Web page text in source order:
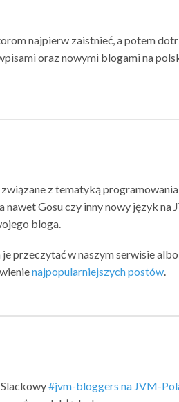
najpierw zaistnieć, a potem
oraz nowymi blogami na
z tematyką
nawet Gosu czy inny nowy język na
bloga.
przeczytać w naszym serwisie albo
najpopularniejszych postów.
#jvm-bloggers na JVM-